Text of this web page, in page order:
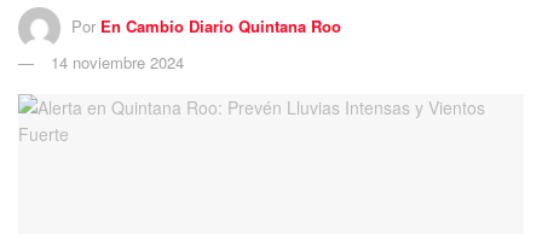
Por En Cambio Diario Quintana Roo
14 noviembre 2024